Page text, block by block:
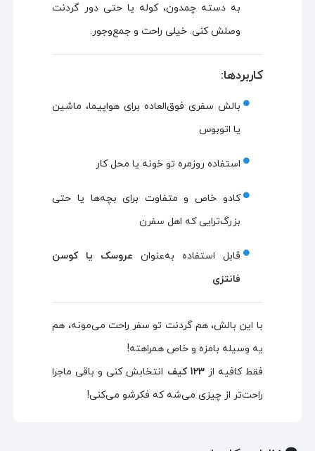
به دسته چمدون، کوله یا حتی دور گردنت
وصلش کنی. خیلی راحت و جمع‌وجور.
کاربردها:
بالش سفری فوق‌العاده برای هواپیما، ماشین
یا اتوبوس
استفاده روزمره تو خونه یا محل کار
کادو خاص و متفاوت برای بچه‌ها یا حتی
بزرگ‌ترایی که اهل سفرن
قابل استفاده به‌عنوان عروسک یا کوسن
فانتزی
با این بالش، هم گردنت تو سفر راحت می‌مونه، هم
یه وسیله بامزه و خاص همراهته!
فقط کافیه از123 کیف
انتخابش کنی و باقی ماجرا
راحت‌تر از چیزی می‌شه که فکرشو می‌کنی!